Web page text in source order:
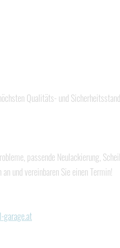
Qualitäts- und
passende Neulackierung,
und vereinbaren Sie einen Termin!
garage.at